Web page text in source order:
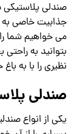
صندلی پلاستیکی
جذابیت خاصی
می خواهیم شما را
بتوانید به
نظیری را با به
صندلی
یکی از انواع